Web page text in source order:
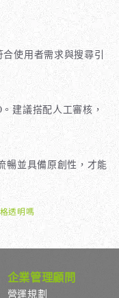
使用者需求與搜尋引
建議搭配人工審核，
暢並具備原創性，才能
透明嗎
企業管理顧問
營運規劃